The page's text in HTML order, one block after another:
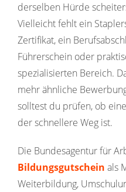
derselben Hürde
Vielleicht fehlt ein
Zertifikat, ein
Führerschein oder
spezialisierten Bereich.
mehr ähnliche
solltest du prüfen, ob
der schnellere Weg ist.
Die Bundesagentur für
Bildungsgutschein als
Weiterbildung,